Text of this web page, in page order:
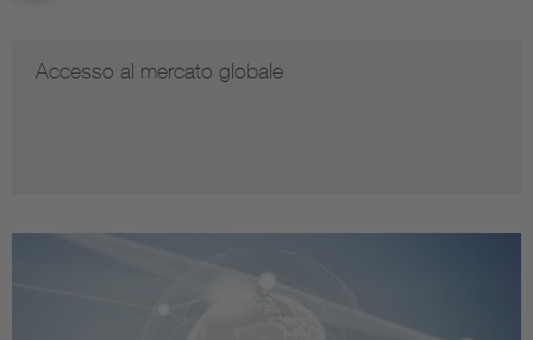
Accesso al mercato globale